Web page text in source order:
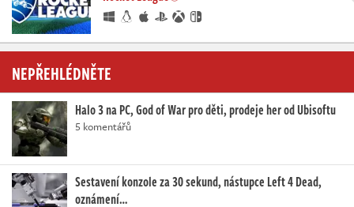
NEPŘEHLÉDNĚTE
Halo 3 na PC, God of War pro děti, prodeje her od Ubisoftu
5 komentářů
Sestavení konzole za 30 sekund, nástupce Left 4 Dead,
oznámení…